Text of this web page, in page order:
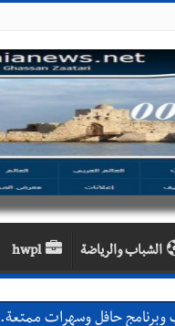
الشباب والرياضة hwpl